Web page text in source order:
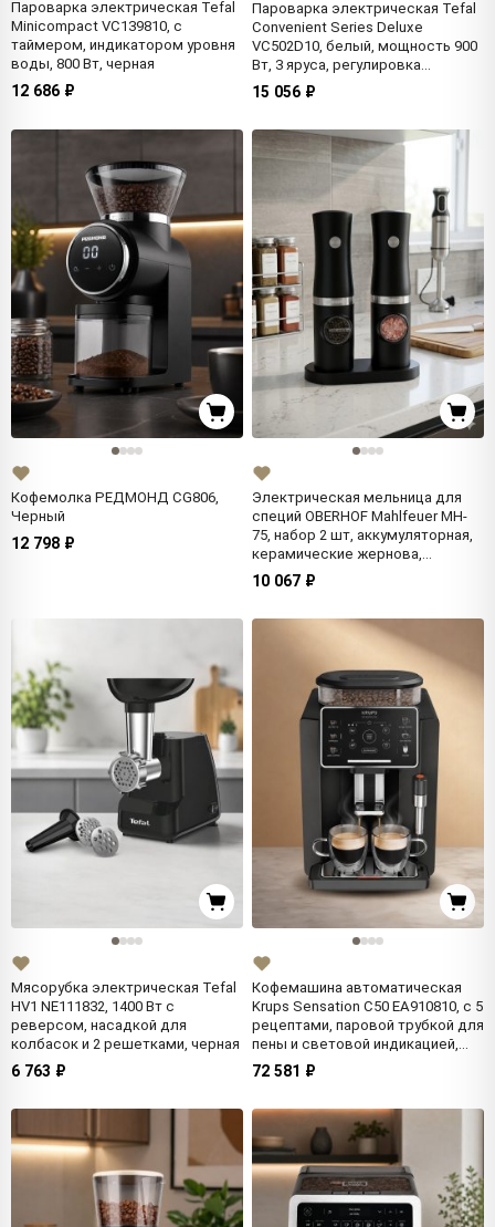
Пароварка электрическая Tefal
Minicompact VC139810, с
таймером, индикатором уровня
воды, 800 Вт, черная
12 686 ₽
Пароварка электрическая Tefal
Convenient Series Deluxe
VC502D10, белый, мощность 900
Вт, 3 яруса, регулировка
температуры, чаша для риса в
комплекте
15 056 ₽
Кофемолка РЕДМОНД CG806,
Черный
12 798 ₽
Электрическая мельница для
специй OBERHOF Mahlfeuer MH-
75, набор 2 шт, аккумуляторная,
керамические жернова,
регулировка помола, LED-
подсветка, с зарядной
для соли и перца
10 067 ₽
Мясорубка электрическая Tefal
HV1 NE111832, 1400 Вт с
реверсом, насадкой для
колбасок и 2 решетками, черная
6 763 ₽
Кофемашина автоматическая
Krups Sensation C50 EA910810, с 5
рецептами, паровой трубкой для
пены и световой индикацией,
черная, Франция
72 581 ₽